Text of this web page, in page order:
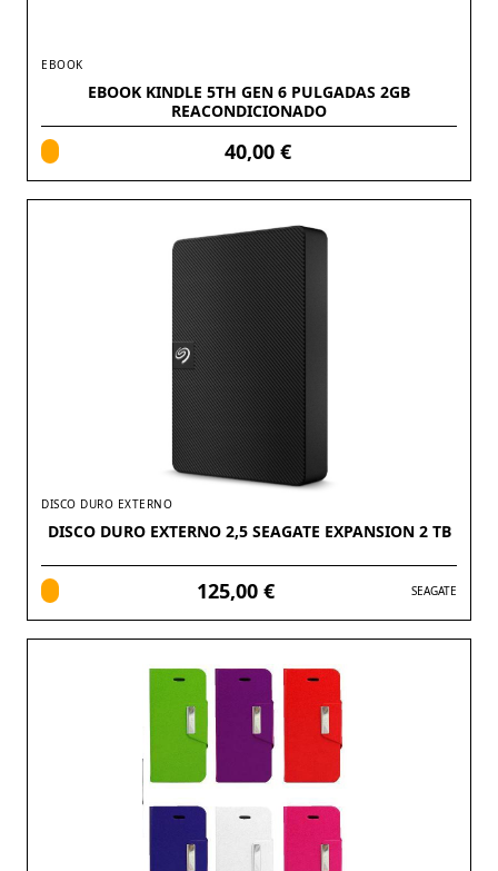
EBOOK
EBOOK KINDLE 5TH GEN 6 PULGADAS 2GB
REACONDICIONADO
40,00 €
DISCO DURO EXTERNO
DISCO DURO EXTERNO 2,5 SEAGATE EXPANSION 2 TB
125,00 € SEAGATE